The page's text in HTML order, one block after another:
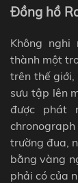
Đồng hồ
Không
thành một
trên thế
sưu tập lên
được phát
trường đua,
bằng vàng
phải có của